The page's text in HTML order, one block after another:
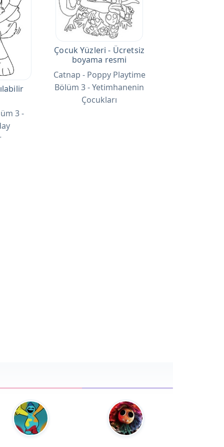
3 -
Çocuk Yüzleri - Ücretsiz
boyama resmi
Catnap - Poppy Playtime
Bölüm 3 - Yetimhanenin
Çocukları